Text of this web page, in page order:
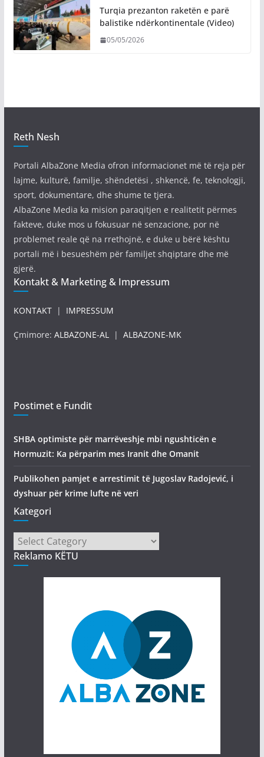
Turqia prezanton raketën e parë
balistike ndërkontinentale (Video)
05/05/2026
Reth Nesh
Portali AlbaZone Media ofron informacionet më të reja për
lajme, kulturë, familje, shëndetësi , shkencë, fe, teknologji,
sport, dokumentare, dhe shume te tjera.
AlbaZone Media ka mision paraqitjen e realitetit përmes
fakteve, duke mos u fokusuar në senzacione, por në
problemet reale që na rrethojnë, e duke u bërë kështu
portali më i besueshëm për familjet shqiptare dhe më
gjerë.
Kontakt & Marketing & Impressum
KONTAKT| IMPRESSUM
Çmimore: ALBAZONE-AL| ALBAZONE-MK
Postimet e Fundit
SHBA optimiste për marrëveshje mbi ngushticën e
Hormuzit: Ka përparim mes Iranit dhe Omanit
Publikohen pamjet e arrestimit të Jugoslav Radojević, i
dyshuar për krime lufte në veri
Kategori
Kategori
Reklamo KËTU